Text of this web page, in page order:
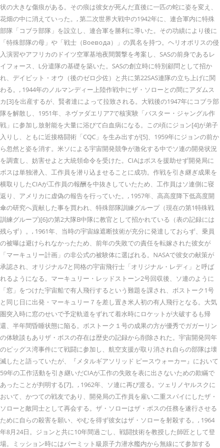
状の大きな傷痕がある。その痕は彼女が死んだ直後に一匹の蛇に姿を変え、
花畑の中に消えていった。, 第二次世界大戦中の1942年に、連合軍内に特殊
部隊「コブラ部隊」を設立し、連合軍を勝利に導いた。その功績により後に
「特殊部隊の母」や「戦士（Воевода）」の異名を持つ。ヘリオポリスの侵
入演習やアフリカのドイツ空軍基地夜間襲撃を考案し、SASの前身であるレ
イフォース、L分遣隊の基礎を築いた。SASの創立時に特別顧問として招か
れ、デイビット・オウ（後のゼロ少佐）と共に第22SAS連隊の立ち上げに関
わる。, 1944年のノルマンディー上陸作戦中にザ・ソローとの間にアダムス
カ[3]を出産するが、賢者達によって拉致される。大戦後の1947年にコブラ部
隊を解散し、1951年、ネヴァダエリア7で核実験「バスター・ジャングル作
戦」に参加し放射能を大量に浴びて白血病になる。この頃にジョン[4]が弟子
入りし、ともに近接格闘術「CQC」を生み出すが[5]、1959年にジョンの前か
ら忽然と姿を消す。米ソによる宇宙開発競争が激化する中でソ連の開発状況
を調査し、妨害せよと大統領命令を受けた。CIAはボスを援助せず開発局に
ボスは単独潜入、工作員を潜り込ませることに成功。作戦を引き継ぎ成果を
横取りしたCIAが工作員の報酬を中抜きしていたため、工作員はソ連側に寝
返り、アメリカに虚偽の報告を行っていた。, 1957年、高高度降下低高度開
傘の研究へ貢献した事を買われ、特殊部隊訓練グループ（現在の第1特殊戦
訓練グループ)[6]の第2大隊B中隊に教官として招かれている（表の記録には
残らず）。, 1961年、当時の宇宙線遮断技術が充分に発達しておらず、乗員
の被曝は避けられなかったため、前年の失敗での責任を転嫁された彼女が
「マーキュリー計画」の非公式の被験体に選ばれる。NASAで彼女の献策が
承認され、オリジナル7と同格の宇宙飛行士「オリジナル・レディ」と呼ば
れるようになる。マーキュリー・レッドストーン2号回収後、ソ連のように
「窓」をつけた宇宙船で有人飛行するという難題を課され、ボストーク1号
と同じ日に出発・マーキュリー７を差し置き米人初の有人飛行となる。大気
圏突入時に窓のせいで予定軌道をずれて着水時にロケットが大破するも帰
還、半年間昏睡状態に陥る。ボストーク１号の成果の方が優秀でガガーリン
の体験談もありザ・ボスの存在は歴史の記録から削除された。宇宙開発同年
のピッグス湾事件にて戦闘に参加し、航空支援が取り消され自らの部隊は壊
滅したと語っていたが、『メタルギアソリッド ピースウォーカー』において
59年の工作活動を引き継いだCIAが工作の失敗を表に出さないための欺瞞で
あったことが判明する[7]。, 1962年、ソ連に再び渡る。ツェリノヤルスクに
おいて、かつての戦友であり、開発局の工作員を雇い二重スパイにしたザ・
ソローと敵同士として再会する。ザ・ソローはザ・ボスの任務を遂行させる
ために自らの殺害を願い、やむを得ず彼女はザ・ソローを射殺する。, 1964
年8月24日。ジョンと共に10年間過ごし、戦闘技術を教授した師匠として登
場。ミッション時にはパーミット級原子力潜水艦内から無線にて参加する